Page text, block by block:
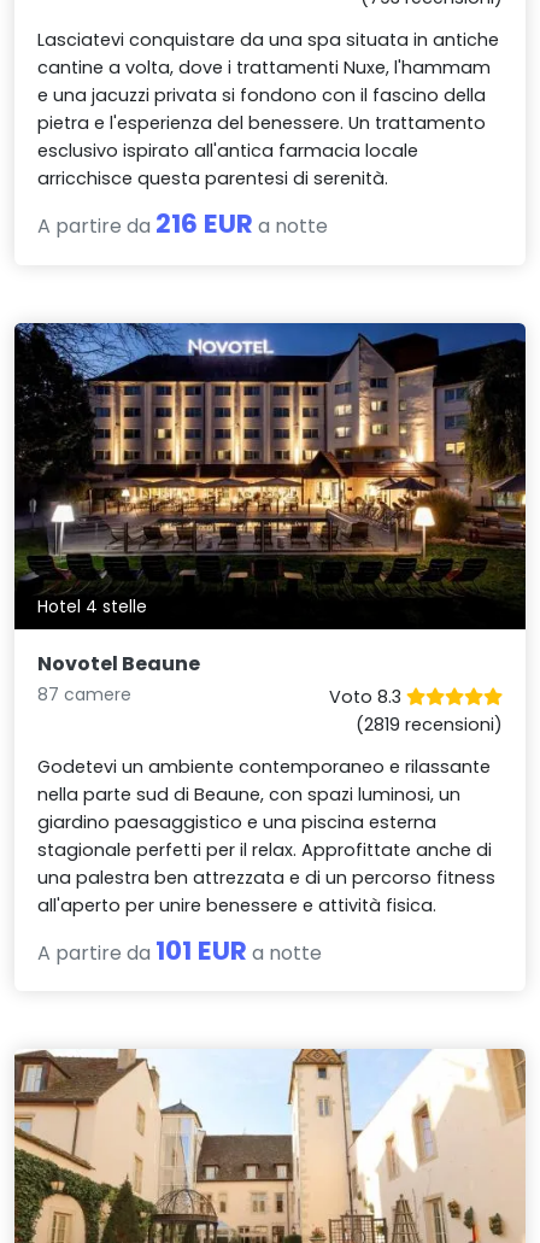
Lasciatevi conquistare da una spa situata in antiche
cantine a volta, dove i trattamenti Nuxe, l'hammam
e una jacuzzi privata si fondono con il fascino della
pietra e l'esperienza del benessere. Un trattamento
esclusivo ispirato all'antica farmacia locale
arricchisce questa parentesi di serenità.
A partire da 216 EUR a notte
Hotel 4 stelle
Novotel Beaune
87 camere
Voto 8.3
(2819 recensioni)
Godetevi un ambiente contemporaneo e rilassante
nella parte sud di Beaune, con spazi luminosi, un
giardino paesaggistico e una piscina esterna
stagionale perfetti per il relax. Approfittate anche di
una palestra ben attrezzata e di un percorso fitness
all'aperto per unire benessere e attività fisica.
A partire da 101 EUR a notte